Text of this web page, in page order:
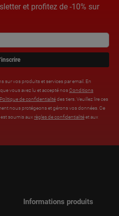
et profitez de -10% sur
sur vos produits et services par email. En
vous avez lu et accepté nosConditions
Politique de confidentialitédes tiers. Veuillez lire ces
nous protégeons et gérons vos données. Ce
est soumis aux règles de confidentialitéet aux
Informations produits